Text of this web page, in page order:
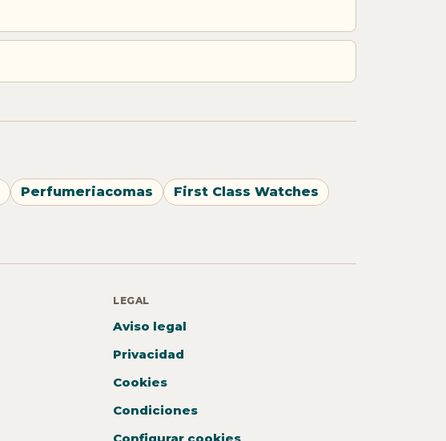
Perfumeriacomas First Class Watches
LEGAL
Aviso legal
Privacidad
Cookies
Condiciones